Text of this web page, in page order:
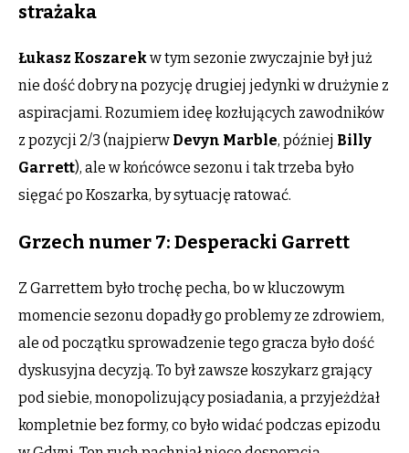
strażaka
Łukasz Koszarekw tym sezonie zwyczajnie był już
nie dość dobry na pozycję drugiej jedynki w drużynie z
aspiracjami. Rozumiem ideę kozłujących zawodników
z pozycji 2/3 (najpierw Devyn Marble, później Billy
Garrett), ale w końcówce sezonu i tak trzeba było
sięgać po Koszarka, by sytuację ratować.
Grzech numer 7: Desperacki Garrett
Z Garrettem było trochę pecha, bo w kluczowym
momencie sezonu dopadły go problemy ze zdrowiem,
ale od początku sprowadzenie tego gracza było dość
dyskusyjna decyzją. To był zawsze koszykarz grający
pod siebie, monopolizujący posiadania, a przyjeżdżał
kompletnie bez formy, co było widać podczas epizodu